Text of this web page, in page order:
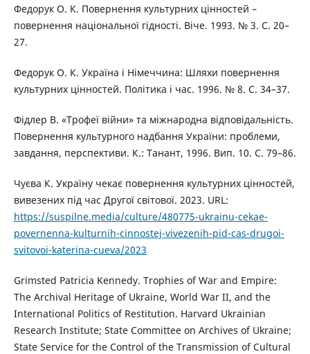
Федорук О. К. Повернення культурних цінностей –
повернення національної гідності. Віче. 1993. № 3. С. 20–
27.
Федорук О. К. Україна і Німеччина: Шляхи повернення
культурних цінностей. Політика і час. 1996. № 8. С. 34–37.
Фідлер В. «Трофеї війни» та міжнародна відповідальність.
Повернення культурного надбання України: проблеми,
завдання, перспективи. К.: Танант, 1996. Вип. 10. С. 79–86.
Чуєва К. Україну чекає повернення культурних цінностей,
вивезених під час Другої світової. 2023. URL:
https://suspilne.media/culture/480775-ukrainu-cekae-
povernenna-kulturnih-cinnostej-vivezenih-pid-cas-drugoi-
svitovoi-katerina-cueva/2023
Grimsted Patricia Kennedy. Trophies of War and Empire:
The Archival Heritage of Ukraine, World War II, and the
International Politics of Restitution. Harvard Ukrainian
Research Institute; State Committee on Archives of Ukraine;
State Service for the Control of the Transmission of Cultural